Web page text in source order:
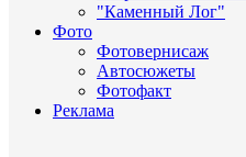
"Каменный Лог"
Фото
Фотовернисаж
Автосюжеты
Фотофакт
Реклама